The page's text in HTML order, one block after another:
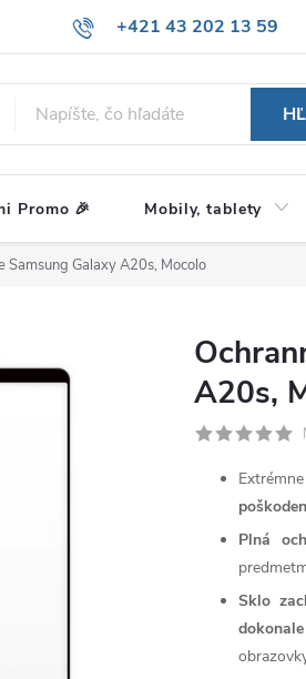
+421 43 202 13 59
Promo 🎉 Mobily, tablety
Samsung Galaxy A20s, Mocolo
A20s,
Plná
Sklo